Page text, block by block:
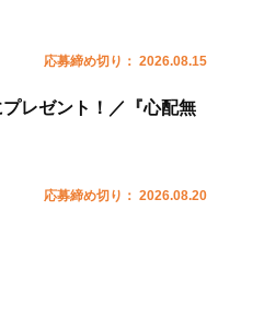
応募締め切り： 2026.08.15
レゼント！／『心配無
応募締め切り： 2026.08.20